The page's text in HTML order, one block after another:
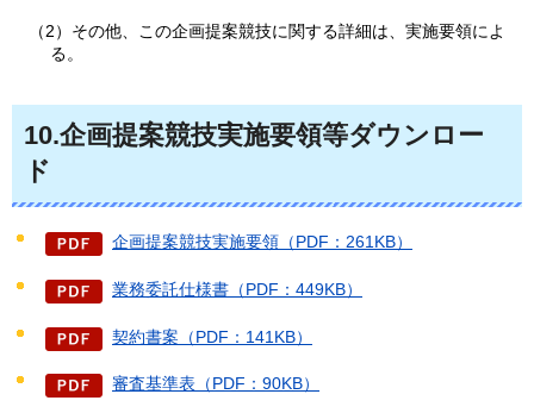
（2）その他、この企画提案競技に関する詳細は、実施要領によ
る。
10.企画提案競技実施要領等ダウンロー
ド
企画提案競技実施要領（PDF：261KB）
業務委託仕様書（PDF：449KB）
契約書案（PDF：141KB）
審査基準表（PDF：90KB）